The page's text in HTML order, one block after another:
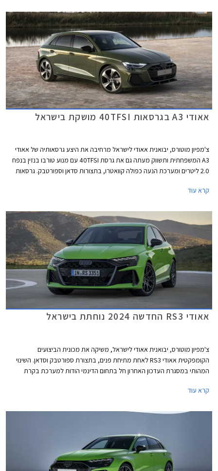
אאודי A3 בגרסאות 40TFSI מושקת בישראל
צ'מפיון מוטורס, יבואנית אאודי לישראל מרחיבה את היצע גרסאותיה של אאודי
A3 המשפחתית ותשווק מעתה גם את גרסת 40TFSI עם מנוע טורבו בנזין בנפח
2.0 ליטרים ומערכת הנעה כפולה קוואטרו, בתצורות סדאן וספורטבק. גרסאות
לא זול אך ביחס למתחרים הישירים מבית מרצדס וב.מ.וו וביחס ליחידת ההנעה
המותג בישראל אשר סובל מירידה במכירות.
קרא עוד
אאודי RS3 החדשה 2024 נוחתת בישראל
צ'מפיון מוטורס, יבואנית אאודי לישראל, משיקה את מכונית הביצועים
הקומפקטית אאודי RS3 לאחת מתיחת פנים, בתצורת ספורטבק וסדאן. השינוי
המהותי במסגרת העדכון האחרון חל בתחום הדינמי הודות למערכת בקרת
קרא עוד